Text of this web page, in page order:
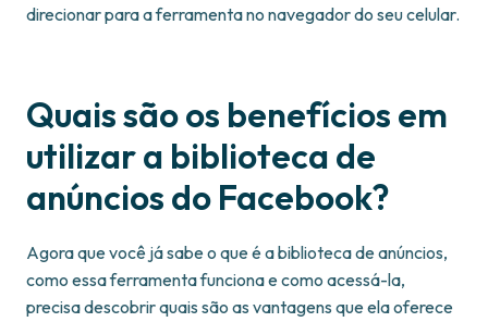
direcionar para a ferramenta no navegador do seu celular.
Quais são os benefícios em
utilizar a biblioteca de
anúncios do Facebook?
Agora que você já sabe o que é a biblioteca de anúncios,
como essa ferramenta funciona e como acessá-la,
precisa descobrir quais são as vantagens que ela oferece